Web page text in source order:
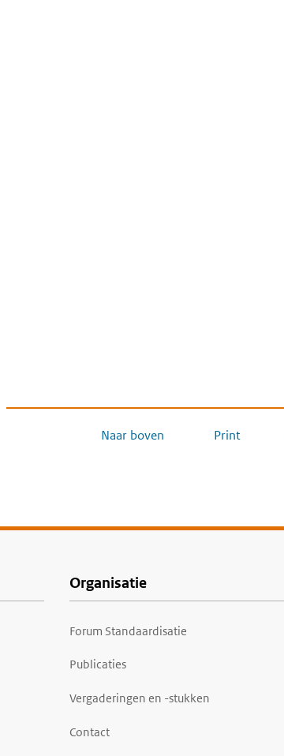
Naar boven Print
Organisatie
Forum Standaardisatie
Publicaties
Vergaderingen en -stukken
Contact